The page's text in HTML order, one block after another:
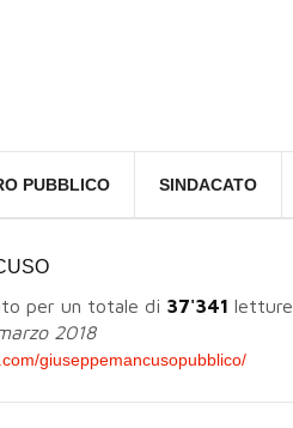
PUBBLICO SINDACATO
per un totale di 37'341 letture
2018
giuseppemancusopubblico/